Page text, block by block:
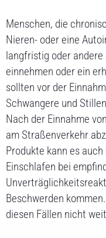
Menschen, die
Nieren- oder eine
langfristig oder
einnehmen oder ein
sollten vor der
Schwangere und
Nach der Einnahme
am Straßenverkehr
Produkte kann es
Einschlafen bei
Beschwerden
diesen Fällen nicht